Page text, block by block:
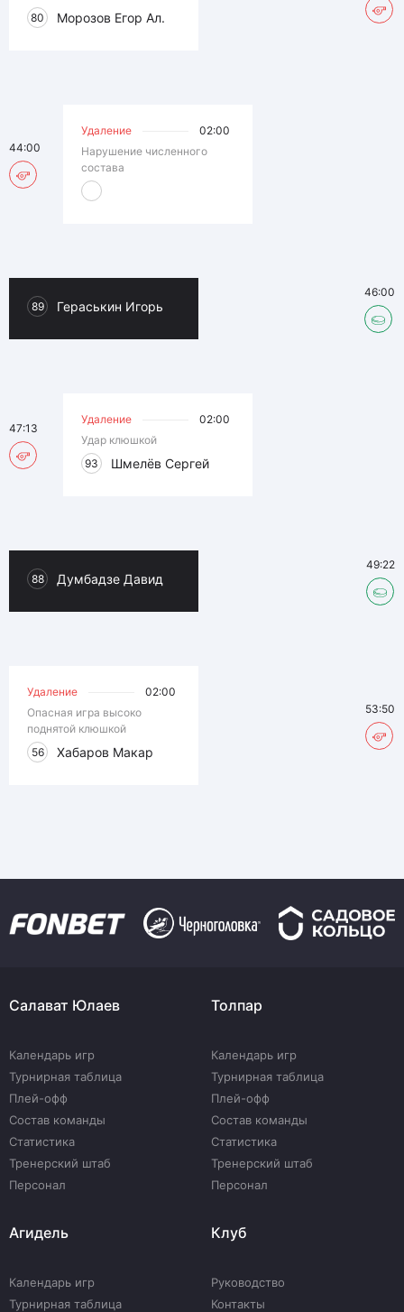
80
Морозов Егор Ал.
Удаление
02:00
Нарушение численного
состава
44:00
89 Гераськин Игорь
46:00
Удаление
02:00
Удар клюшкой
93
Шмелёв Сергей
47:13
88 Думбадзе Давид
49:22
Удаление
02:00
Опасная игра высоко
поднятой клюшкой
56
Хабаров Макар
53:50
Салават Юлаев
Календарь игр
Турнирная таблица
Плей-офф
Состав команды
Статистика
Тренерский штаб
Персонал
Толпар
Календарь игр
Турнирная таблица
Плей-офф
Состав команды
Статистика
Тренерский штаб
Персонал
Агидель
Календарь игр
Турнирная таблица
Клуб
Руководство
Контакты